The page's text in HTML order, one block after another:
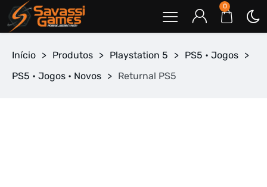
0
Início > Produtos > Playstation 5 > PS5 • Jogos >
PS5 • Jogos • Novos > Returnal PS5